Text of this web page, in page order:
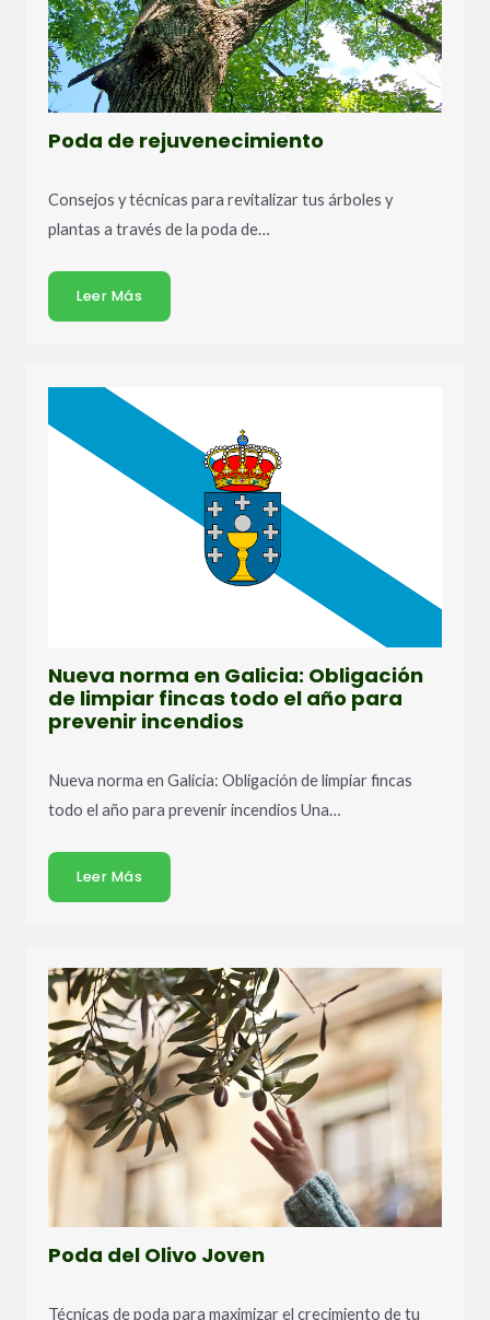
Poda de rejuvenecimiento
Consejos y técnicas para revitalizar tus árboles y
plantas a través de la poda de…
Leer Más
Nueva norma en Galicia: Obligación
de limpiar fincas todo el año para
prevenir incendios
Nueva norma en Galicia: Obligación de limpiar fincas
todo el año para prevenir incendios Una…
Leer Más
Poda del Olivo Joven
Técnicas de poda para maximizar el crecimiento de tu